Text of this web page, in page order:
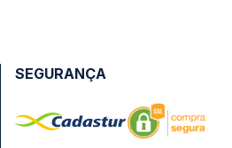
SEGURANÇA